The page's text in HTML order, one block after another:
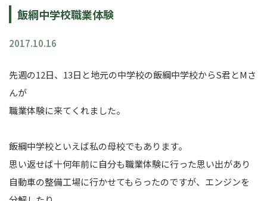
飯綱中学校職業体験
2017.10.16
先週の12日、13日と地元の中学校の飯綱中学校からS君とMさ
んが
職業体験に来てくれました。
飯綱中学校といえば私の母校でもあります。
思い返せば十何年前に自分も職業体験に行った思い出があり
自動車の整備工場に行かせてもらったのですが、エンジンを